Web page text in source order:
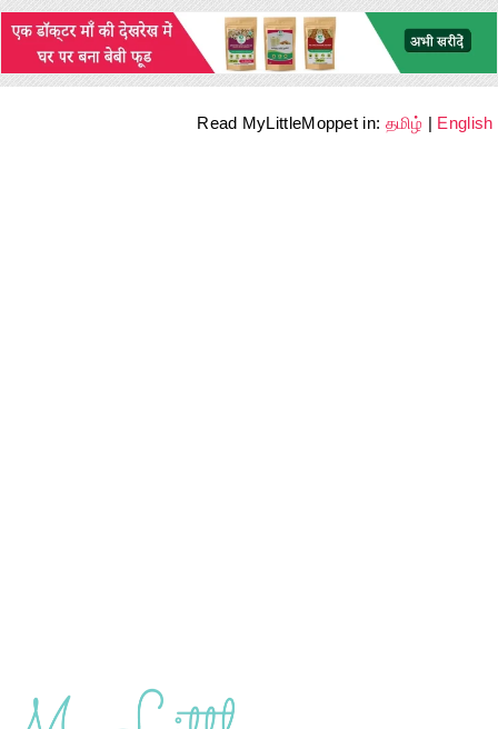
Read MyLittleMoppet in: தமிழ் | English